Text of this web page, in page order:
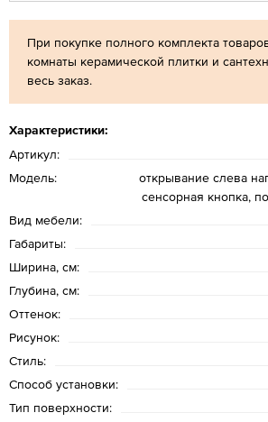
При покупке полного комплекта
комнаты керамической плитки и
весь заказ.
Характеристики:
Артикул:
Модель:
открывание слева
сенсорная кнопка,
Вид мебели:
Габариты:
Ширина, см:
Глубина, см:
Оттенок:
Рисунок:
Стиль:
Способ установки:
Тип поверхности: